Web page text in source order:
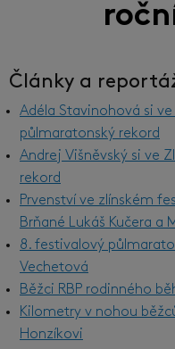
Články a
Adéla Stavinohová si
půlmaratonský rekord
Andrej Višněvský si ve
rekord
Prvenství ve zlínském
Brňané Lukáš Kučera a
8. festivalový
Vechetová
Běžci RBP rodinného
Kilometry v nohou
Honzíkovi